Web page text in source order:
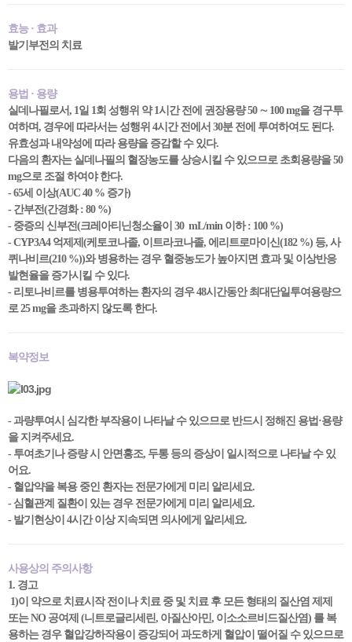
효능 · 효과
발기부전의 치료
용법 · 용량
실데나필로서, 1일 1회 성행위 약 1시간 전에 권장용량 50 ∼ 100 mg을 경구투
여하며, 경우에 따라서는 성행위 4시간 전에서 30분 전에 투여하여도 된다.
유효성과 내약성에 따라 용량을 증감할 수 있다.
다음의 환자는 실데나필의 혈장농도를 상승시킬 수 있으므로 초회용량을 50
mg으로 조절 하여야 한다.
- 65세 이상(AUC 40 % 증가)
- 간부전(간경화 : 80 %)
- 중증의 신부전(크레아티닌청소율이 30 mL/min 이하 : 100 %)
- CYP3A4 억제제(케토코나졸, 이트라코나졸, 에리트로마이신(182 %) 등, 사
퀴나비르(210 %))와 병용하는 경우 혈중농도가 높아지면 효과 및 이상반응
발현율을 증가시킬 수 있다.
- 리토나비르를 병용투여하는 환자의 경우 48시간동안 최대단일투여용량으
로 25 mg을 초과하지 않도록 한다.
복약정보
- 과량투여시 심각한 부작용이 나타날 수 있으므로 반드시 정해진 용법·용량
을 지켜주세요.
- 투여초기나 증량 시 안면홍조, 두통 등의 증상이 일시적으로 나타날 수 있
어요.
- 혈압약을 복용 중인 환자는 전문가에게 미리 알리세요.
- 심혈관계 질환이 있는 경우 전문가에게 미리 알리세요.
- 발기현상이 4시간 이상 지속되면 의사에게 알리세요.
사용상의 주의사항
1. 경고
1)이 약으로 치료시작 전이나 치료 중 및 치료 후 모든 형태의 질산염 제제
또는 NO 공여제 (니트로글리세린, 아질산아민, 이소소르비드질산염) 를 복
용하는 경우 혈압강하작용이 증강되어 과도하게 혈압이 떨어질 수 있으므로